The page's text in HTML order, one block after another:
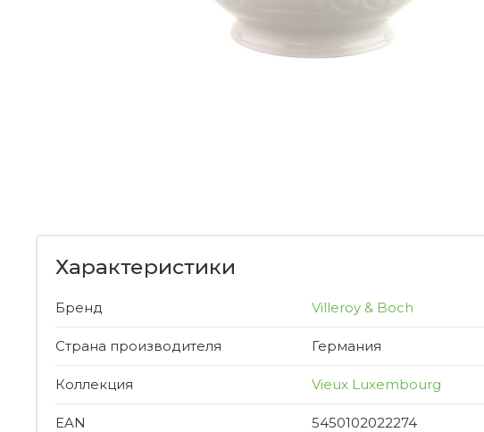
Характеристики
Бренд Villeroy & Boch
Страна производителя Германия
Коллекция Vieux Luxembourg
EAN 5450102022274